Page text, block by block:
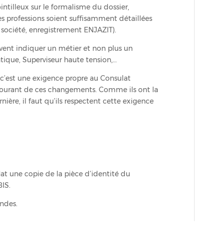
sur le formalisme du dossier,
professions soient suffisamment détaillées
enregistrement ENJAZIT).
indiquer un métier et non plus un
Superviseur haute tension,…
une exigence propre au Consulat
de ces changements. Comme ils ont la
il faut qu’ils respectent cette exigence
une copie de la pièce d’identité du